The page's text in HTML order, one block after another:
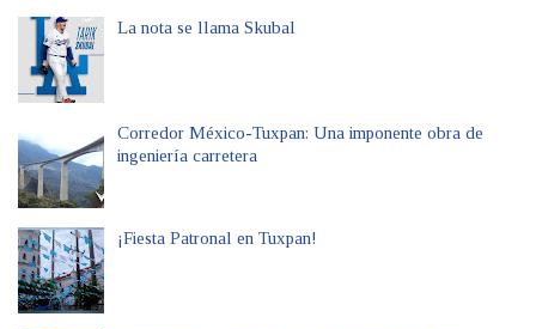
La nota se llama Skubal
Corredor México-Tuxpan: Una imponente obra de
ingeniería carretera
¡Fiesta Patronal en Tuxpan!